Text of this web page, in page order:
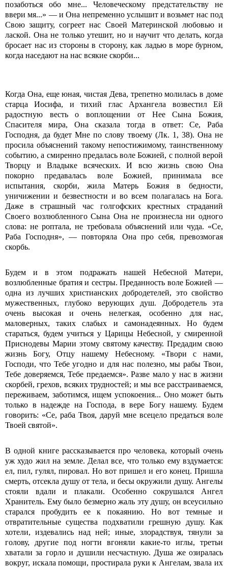
позаботься обо мне... Человеческому предстательству не
ввери мя...» — и Она непременно услышит и возьмет нас под
Свою защиту, согреет нас Своей Материнской любовью и
лаской. Она не только утешит, но и научит что делать, когда
бросает нас из стороны в сторону, как ладью в море бурном,
когда наседают на нас всякие скорби...
Когда Она, еще юная, чистая Дева, трепетно молилась в доме
старца Иосифа, и тихий глас Архангела возвестил Ей
радостную весть о воплощении от Нее Сына Божия,
Спасителя мира, Она сказала тогда в ответ: Се, Раба
Господня, да будет Мне по слову твоему (Лк. 1, 38). Она не
просила объяснений такому непостижимому, таинственному
событию, а смиренно предалась воле Божией, с полной верой
Творцу и Владыке всяческих. И всю жизнь свою Она
покорно предавалась воле Божией, принимала все
испытания, скорби, жила Матерь Божия в бедности,
уничижении и безвестности и во всем полагалась на Бога.
Даже в страшный час голгофских крестных страданий
Своего возлюбленного Сына Она не произнесла ни одного
слова: не роптала, не требовала объяснений или чуда. «Се,
Раба Господня», — повторяла Она про себя, превозмогая
скорбь.
Будем и в этом подражать нашей Небесной Матери,
возлюбленные братия и сестры. Преданность воле Божией —
одна из лучших христианских добродетелей, это свойство
мужественных, глубоко верующих душ. Добродетель эта
очень высокая и очень нелегкая, особенно для нас,
маловерных, таких слабых и самонадеянных. Но будем
стараться, будем учиться у Царицы Небесной, у смиренной
Приснодевы Марии этому святому качеству. Предадим свою
жизнь Богу, Отцу нашему Небесному. «Твори с нами,
Господи, что Тебе угодно и для нас полезно, мы рабы Твои,
Тебе доверяемся, Тебе предаемся». Разве мало у нас в жизни
скорбей, грехов, всяких трудностей; и мы все расстраиваемся,
переживаем, заботимся, ищем успокоения... Оно может быть
только в надежде на Господа, в вере Богу нашему. Будем
говорить: «Се, раба Твоя, даруй мне всецело предаться воле
Твоей святой».
В одной книге рассказывается про человека, который очень
уж худо жил на земле. Делал все, что только ему вздумается:
ел, пил, гулял, пировал. Но вот пришел и его конец. Пришла
смерть, отсекла душу от тела, и бесы окружили душу. Ангелы
стояли вдали и плакали. Особенно сокрушался Ангел
Хранитель. Ему было безмерно жаль эту душу, он всеусильно
старался пробудить ее к покаянию. Но вот темные и
отвратительные существа подхватили грешную душу. Как
хотели, издевались над ней; иные, злорадствуя, тянули за
голову, другие под ногти вгоняли какие-то иглы, третьи
хватали за горло и душили несчастную. Душа же озиралась
вокруг, искала помощи, простирала руки к Ангелам, звала их